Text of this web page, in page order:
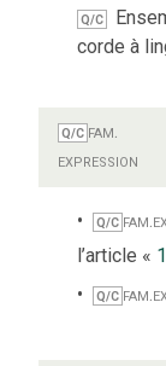
Q/C
corde à
Q/C fam.
expression
Q/C fam.
l’article «
Q/C fam.